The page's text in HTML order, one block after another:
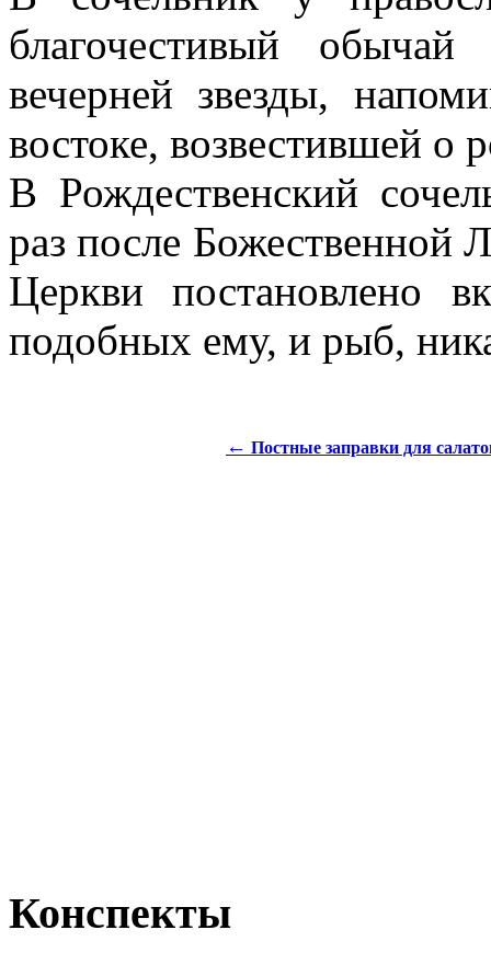
благочестивый
вечерней звезды,
востоке, возвестившей о
В Рождественский
раз после Божественной
Церкви постановлено
подобных ему, и рыб,
← Постные заправки для
Конспекты